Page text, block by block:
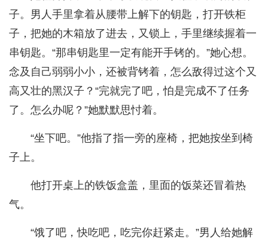
子。男人手里拿着从腰带上解下的钥匙，打开铁柜
子，把她的木箱放了进去，又锁上，手里继续握着一
串钥匙。“那串钥匙里一定有能开手铐的。”她心想。
念及自己弱弱小小，还被背铐着，怎么敌得过这个又
高又壮的黑汉子？“完就完了吧，怕是完成不了任务
了。怎么办呢？”她默默思忖着。
“坐下吧。”他指了指一旁的座椅，把她按坐到椅
子上。
他打开桌上的铁饭盒盖，里面的饭菜还冒着热
气。
“饿了吧，快吃吧，吃完你赶紧走。”男人给她解